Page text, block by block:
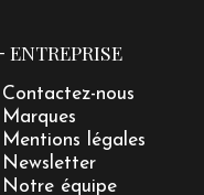
ENTREPRISE
Contactez-nous
Marques
Mentions légales
Newsletter
Notre équipe